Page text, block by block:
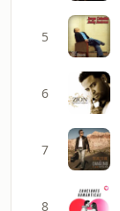
5
6
7
8